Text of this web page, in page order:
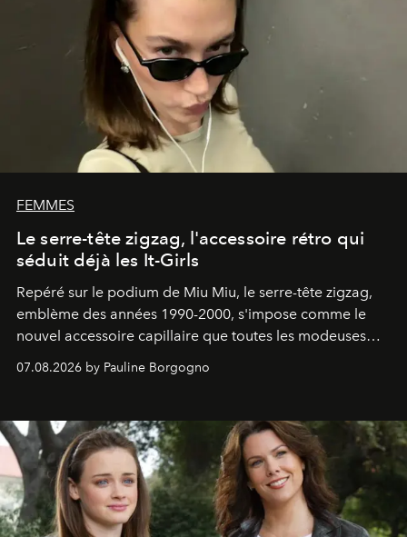
FEMMES
Le serre-tête zigzag, l'accessoire rétro qui
séduit déjà les It-Girls
Repéré sur le podium de Miu Miu, le serre-tête zigzag,
emblème des années 1990-2000, s'impose comme le
nouvel accessoire capillaire que toutes les modeuses
s'arrachent déjà.
07.08.2026 by Pauline Borgogno